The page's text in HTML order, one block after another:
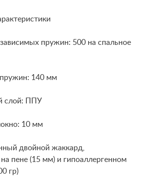
пружин: 500 на спальное
140 мм
слой: ППУ
10 мм
двойной жаккард,
пене (15 мм) и гипоаллергенном
гр)